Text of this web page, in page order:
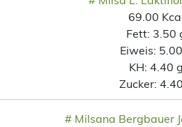
69.00
Fett: 3.50
Eiweis:
KH: 4.40 g
Zucker:
# Milsana Bergbauer